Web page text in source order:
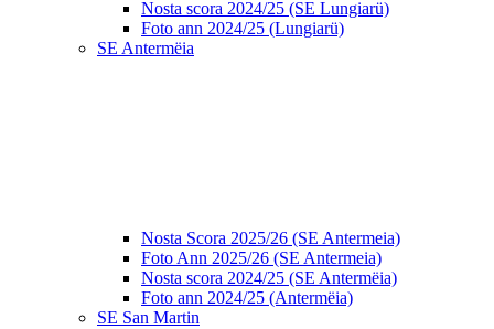
Nosta scora 2024/25 (SE Lungiarü)
Foto ann 2024/25 (Lungiarü)
SE Antermëia
Nosta Scora 2025/26 (SE Antermeia)
Foto Ann 2025/26 (SE Antermeia)
Nosta scora 2024/25 (SE Antermëia)
Foto ann 2024/25 (Antermëia)
SE San Martin